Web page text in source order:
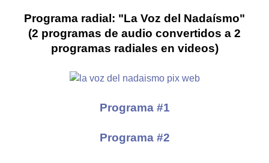
Programa radial: "La Voz del Nadaísmo"
(2 programas de audio convertidos a 2
programas radiales en videos)
Programa #1
Programa #2